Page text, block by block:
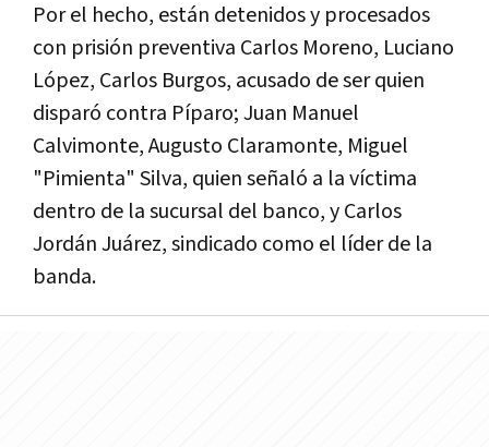
Por el hecho, están detenidos y procesados
con prisión preventiva Carlos Moreno, Luciano
López, Carlos Burgos, acusado de ser quien
disparó contra Píparo; Juan Manuel
Calvimonte, Augusto Claramonte, Miguel
"Pimienta" Silva, quien señaló a la víctima
dentro de la sucursal del banco, y Carlos
Jordán Juárez, sindicado como el líder de la
banda.